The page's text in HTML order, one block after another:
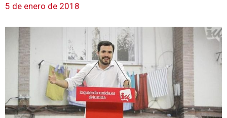
5 de enero de 2018